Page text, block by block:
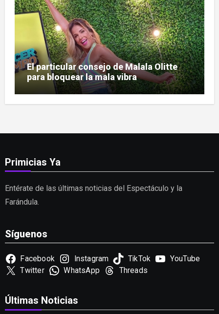
El particular consejo de Malala Olitte
para bloquear la mala vibra
Primicias Ya
Entérate de las últimas noticias del Espectáculo y la
Farándula.
Síguenos
Facebook Instagram TikTok
YouTube
Twitter
WhatsApp Threads
Últimas Noticias